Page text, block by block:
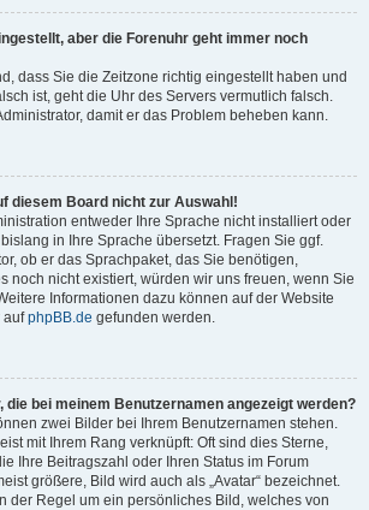
aber die Forenuhr geht immer noch
dass Sie die Zeitzone richtig eingestellt haben und
ist, geht die Uhr des Servers vermutlich falsch.
damit er das Problem beheben kann.
diesem Board nicht zur Auswahl!
entweder Ihre Sprache nicht installiert oder
in Ihre Sprache übersetzt. Fragen Sie ggf.
ob er das Sprachpaket, das Sie benötigen,
noch nicht existiert, würden wir uns freuen, wenn Sie
Informationen dazu können auf der Website
aufphpBB.de gefunden werden.
die bei meinem Benutzernamen angezeigt werden?
zwei Bilder bei Ihrem Benutzernamen stehen.
mit Ihrem Rang verknüpft: Oft sind dies Sterne,
Ihre Beitragszahl oder Ihren Status im Forum
größere, Bild wird auch als „Avatar“ bezeichnet.
der Regel um ein persönliches Bild, welches von